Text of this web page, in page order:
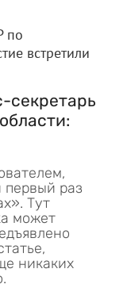
по
встретили
секретарь
первый раз
Тут
может
никаких